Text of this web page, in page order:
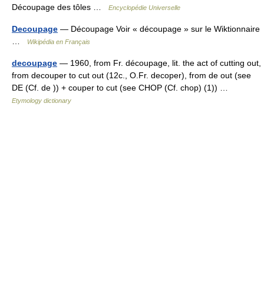
Découpage des tôles …
Encyclopédie Universelle
Decoupage — Découpage Voir « découpage » sur le Wiktionnaire
Wikipédia en Français
decoupage — 1960, from Fr. découpage, lit. the act of cutting out,
from decouper to cut out (12c., O.Fr. decoper), from de out (see
DE (Cf. de )) + couper to cut (see CHOP (Cf. chop) (1)) …
Etymology dictionary